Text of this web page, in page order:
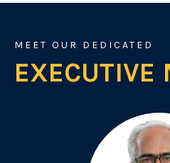
MEET OUR DEDICATED
EXECUTIVE